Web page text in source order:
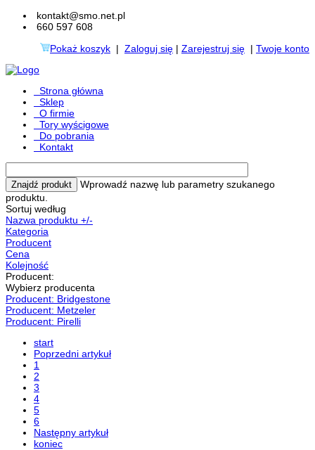
kontakt@smo.net.pl
660 597 608
Pokaż koszyk | Zaloguj się | Zarejestruj się | Twoje konto
Strona główna
Sklep
O firmie
Tory wyścigowe
Do pobrania
Kontakt
Wprowadź nazwę lub parametry szukanego
produktu.
Sortuj według
Nazwa produktu +/-
Kategoria
Producent
Cena
Kolejność
Producent:
Wybierz producenta
Producent: Bridgestone
Producent: Metzeler
Producent: Pirelli
start
Poprzedni artykuł
1
2
3
4
5
6
Następny artykuł
koniec